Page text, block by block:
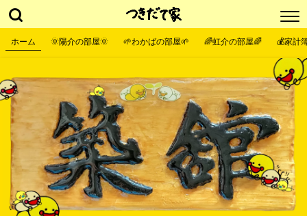
ホーム 🌞陽介の部屋🌞 🌱わかばの部屋🌱 🌈虹介の部屋🌈 💰家計